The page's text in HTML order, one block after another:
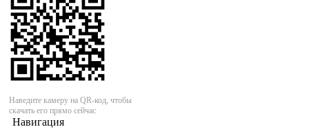
Наведите камеру на QR-код, чтобы
скачать его прямо сейчас
Навигация